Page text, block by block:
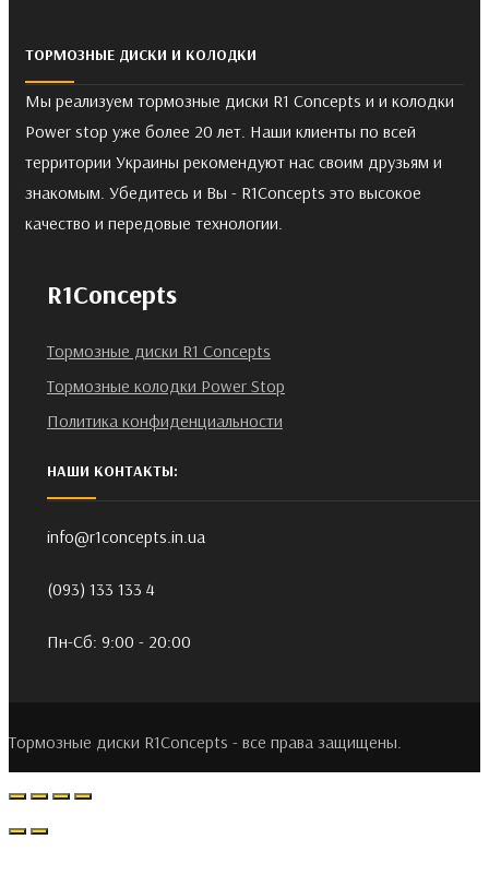
ТОРМОЗНЫЕ ДИСКИ И КОЛОДКИ
Мы реализуем тормозные диски R1 Concepts и и колодки
Power stop уже более 20 лет. Наши клиенты по всей
территории Украины рекомендуют нас своим друзьям и
знакомым. Убедитесь и Вы - R1Concepts это высокое
качество и передовые технологии.
R1Concepts
Тормозные диски R1 Concepts
Тормозные колодки Power Stop
Политика конфиденциальности
НАШИ КОНТАКТЫ:
info@r1concepts.in.ua
(093) 133 133 4
Пн-Сб: 9:00 - 20:00
Тормозные диски R1Concepts - все права защищены.